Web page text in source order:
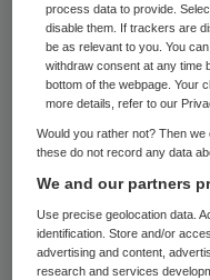
Leeuwarden
DePoliklinische
een
ziekenhuis en de
PAL wordt ook
genoemd. Het is
Leeuwarden die
Daarnaast
process data to provide.
disable them. If trackers are
be as relevant to you. You
withdraw consent at any time
bottom of the webpage. Your
more details, refer to our
Would you rather not? Then we
these do not record any data
We and our partners
Use precise geolocation data.
identification. Store and/or
advertising and content,
research and services